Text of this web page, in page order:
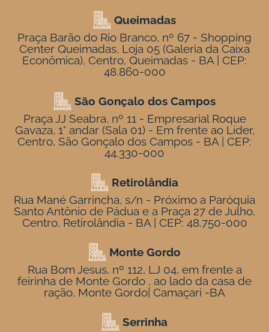
Queimadas
Praça Barão do Rio Branco, nº 67 - Shopping
Center Queimadas, Loja 05 (Galeria da Caixa
Econômica), Centro, Queimadas - BA | CEP:
48.860-000
São Gonçalo dos Campos
Praça JJ Seabra, nº 11 - Empresarial Roque
Gavaza, 1° andar (Sala 01) - Em frente ao Líder,
Centro, São Gonçalo dos Campos - BA | CEP:
44.330-000
Retirolândia
Rua Mané Garrincha, s/n - Próximo a Paróquia
Santo Antônio de Pádua e a Praça 27 de Julho,
Centro, Retirolândia - BA | CEP: 48.750-000
Monte Gordo
Rua Bom Jesus, nº 112, LJ 04, em frente a
feirinha de Monte Gordo , ao lado da casa de
ração, Monte Gordo| Camaçari -BA
Serrinha